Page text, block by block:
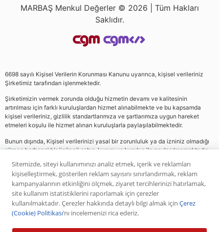
MARBAŞ Menkul Değerler © 2026 | Tüm Hakları
Saklıdır.
6698 sayılı Kişisel Verilerin Korunması Kanunu uyarınca, kişisel verileriniz
Şirketimiz tarafından işlenmektedir.
Şirketimizin vermek zorunda olduğu hizmetin devamı ve kalitesinin
artırılması için farklı kuruluşlardan hizmet alınabilmekte ve bu kapsamda
kişisel verileriniz, gizlilik standartlarımıza ve şartlarımıza uygun hareket
etmeleri koşulu ile hizmet alınan kuruluşlarla paylaşılabilmektedir.
Bunun dışında, Kişisel verilerinizi yasal bir zorunluluk ya da izniniz olmadığı
sürece herhangi bir üçüncü şahıs, kurum ve kuruluş ile paylaşılmamaktadır.
Web sitemizde yer alan analiz, yorum ve tavsiyeler yatırım danışmanlığı
kapsamında değildir. Bu tavsiyeler genel nitelikte olup, özel olarak sizin mali
durumunuz ile risk ve getiri tercihlerinize uygun olarak hazırlanmamıştır. Bu
nedenle, sadece burada yer alan bilgilere dayanılarak yatırım kararı verilmesi
beklentilerinize uygun sonuçlar doğurmayabilir. Yapılan tüm yorumlar
Sitemizde, siteyi kullanımınızı analiz etmek, içerik ve reklamları
kişiselleştirmek, gösterilen reklam sayısını sınırlandırmak, reklam
kampanyalarının etkinliğini ölçmek, ziyaret tercihlerinizi hatırlamak,
site kullanım istatistiklerini raporlamak için çerezler
kullanılmaktadır. Çerezler hakkında detaylı bilgi almak için Çerez
(Cookie) Politikası’nı incelemenizi rica ederiz.